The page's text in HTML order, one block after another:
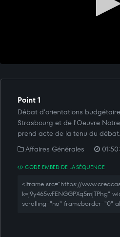
Point 1
Débat d'orientations
Strasbourg et de l'Oeuvre
prend acte de la tenu du débat.
Affaires Générales
CODE EMBED DE LA SÉQUENCE
<iframe src="https://
k=j9y465wFENGGPXq5mjTPhg"
scrolling="no" frameborder="0"